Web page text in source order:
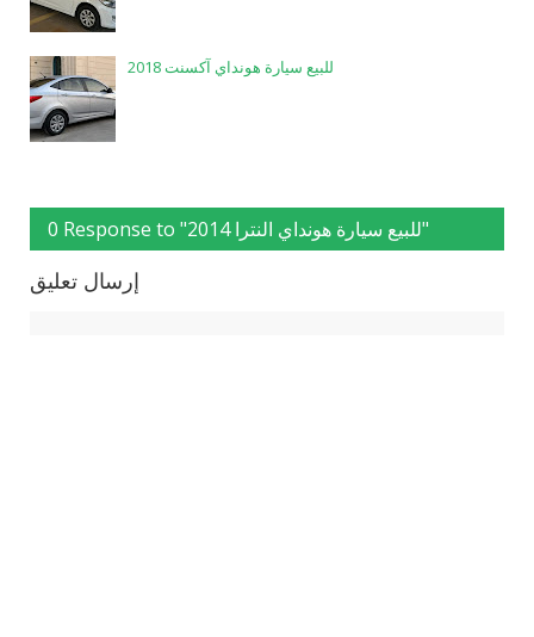
للبيع سيارة هونداي آكسنت 2018
0 Response to "للبيع سيارة هونداي النترا 2014"
إرسال تعليق